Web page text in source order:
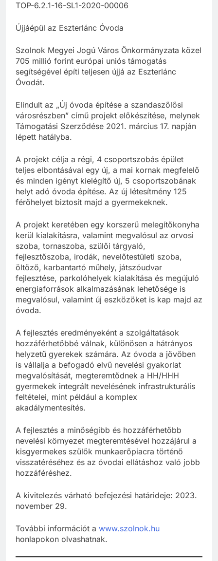
TOP-6.2.1-16-SL1-2020-00006
Újjáépül az Eszterlánc Óvoda
Szolnok Megyei Jogú Város Önkormányzata közel
705 millió forint európai uniós támogatás
segítségével építi teljesen újjá az Eszterlánc
Óvodát.
Elindult az „Új óvoda építése a szandaszőlősi
városrészben” című projekt előkészítése, melynek
Támogatási Szerződése 2021. március 17. napján
lépett hatályba.
A projekt célja a régi, 4 csoportszobás épület
teljes elbontásával egy új, a mai kornak megfelelő
és minden igényt kielégítő új, 5 csoportszobának
helyt adó óvoda építése. Az új létesítmény 125
férőhelyet biztosít majd a gyermekeknek.
A projekt keretében egy korszerű melegítőkonyha
kerül kialakításra, valamint megvalósul az orvosi
szoba, tornaszoba, szülői tárgyaló,
fejlesztőszoba, irodák, nevelőtestületi szoba,
öltöző, karbantartó műhely, játszóudvar
fejlesztése, parkolóhelyek kialakítása és megújuló
energiaforrások alkalmazásának lehetősége is
megvalósul, valamint új eszközöket is kap majd az
óvoda.
A fejlesztés eredményeként a szolgáltatások
hozzáférhetőbbé válnak, különösen a hátrányos
helyzetű gyerekek számára. Az óvoda a jövőben
is vállalja a befogadó elvű nevelési gyakorlat
megvalósítását, megteremtődnek a HH/HHH
gyermekek integrált nevelésének infrastrukturális
feltételei, mint például a komplex
akadálymentesítés.
A fejlesztés a minőségibb és hozzáférhetőbb
nevelési környezet megteremtésével hozzájárul a
kisgyermekes szülők munkaerőpiacra történő
visszatéréséhez és az óvodai ellátáshoz való jobb
hozzáféréshez.
A kivitelezés várható befejezési határideje: 2023.
november 29.
További információt a www.szolnok.hu
honlapokon olvashatnak.